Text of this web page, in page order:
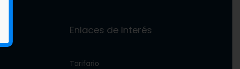
Enlaces de Interés
Tarifario